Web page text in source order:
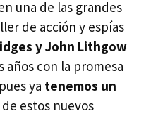
una de las grandes
de acción y espías
y John Lithgow
años con la promesa
ya tenemos un
de estos nuevos